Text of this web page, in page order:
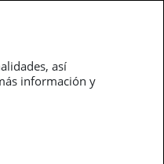
así
información y